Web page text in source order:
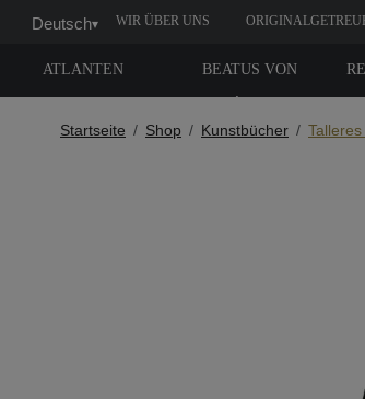
Deutsch▾ WIR ÜBER UNS
ATLANTEN BEATUS VON
Startseite Shop Kunstbücher